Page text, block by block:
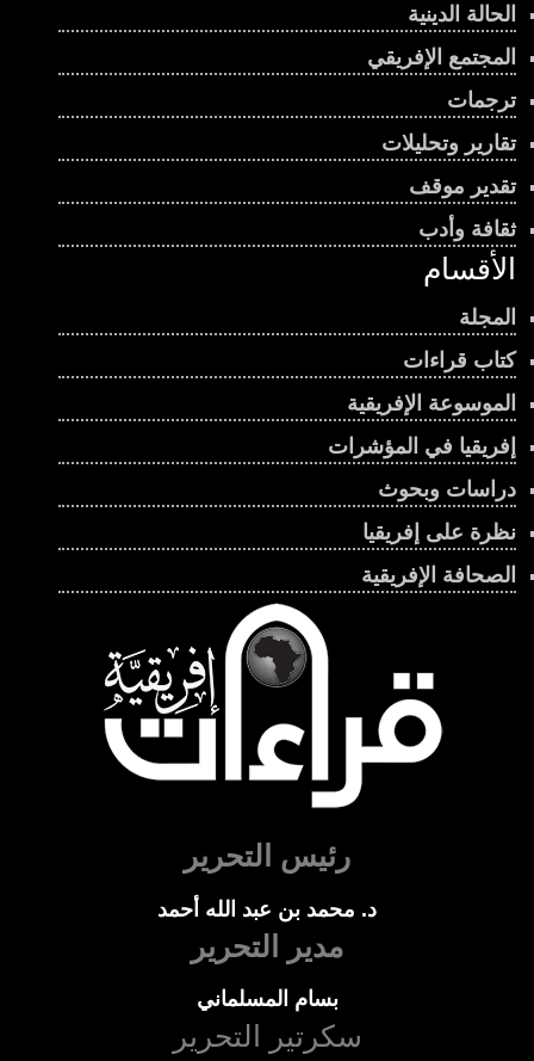
الحالة الدينية
المجتمع الإفريقي
ترجمات
تقارير وتحليلات
تقدير موقف
ثقافة وأدب
الأقسام
المجلة
كتاب قراءات
الموسوعة الإفريقية
إفريقيا في المؤشرات
دراسات وبحوث
نظرة على إفريقيا
الصحافة الإفريقية
رئيس التحرير
د. محمد بن عبد الله أحمد
مدير التحرير
بسام المسلماني
سكرتير التحرير